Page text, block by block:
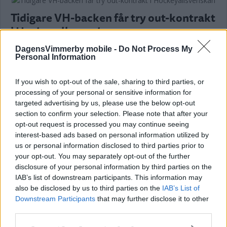
DagensVimmerby mobile - Do Not Process My
Personal Information
If you wish to opt-out of the sale, sharing to third parties, or
processing of your personal or sensitive information for
targeted advertising by us, please use the below opt-out
section to confirm your selection. Please note that after your
opt-out request is processed you may continue seeing
interest-based ads based on personal information utilized by
us or personal information disclosed to third parties prior to
your opt-out. You may separately opt-out of the further
disclosure of your personal information by third parties on the
IAB’s list of downstream participants. This information may
also be disclosed by us to third parties on the IAB’s List of
Downstream Participants that may further disclose it to other
Tidigare VH-backen får try out-kontrakt
i Hockeyallsvenskan
ISHOCKEY 04 augusti 2026 11.42
Annons:
Tränaren efter fystesterna: "Över
förväntan"
ISHOCKEY 03 augusti 2026 14.30
SHL-meriterade Hampus får nyckelroll: